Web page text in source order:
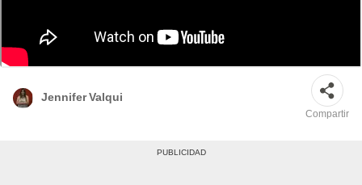
En cuatro países de Sudamérica comen pavo durante la cena de Navidad.
Foto: composición de Fabrizio Oviedo/La República/New Pol
Jennifer Valqui
Compartir